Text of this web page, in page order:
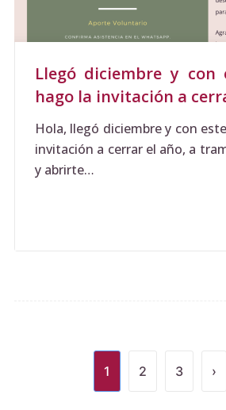
Llegó diciembre y con
hago la invitación a
Hola, llegó diciembre y con
invitación a cerrar el año, a
y abrirte…
1 2 3 ›